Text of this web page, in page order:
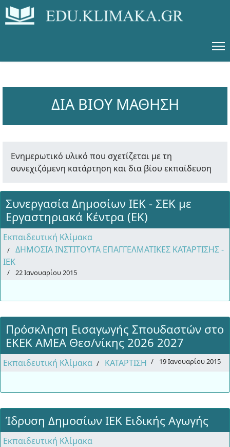
ΔΙΑ ΒΙΟΥ ΜΑΘΗΣΗ
Ενημερωτικό υλικό που σχετίζεται με τη
συνεχιζόμενη κατάρτηση και δια βίου εκπαίδευση
Συνεργασία Δημοσίων ΙΕΚ - ΣΕΚ με
Εργαστηριακά Κέντρα (ΕΚ)
Εκπαιδευτική Κλίμακα
ΔΗΜΟΣΙΑ ΙΝΣΤΙΤΟΥΤΑ ΕΠΑΓΓΕΛΜΑΤΙΚΕΣ ΚΑΤΑΡΤΙΣΗΣ -
ΙΕΚ
22 Ιανουαρίου 2015
Πρόσκληση Εισαγωγής Σπουδαστών στο
ΕΚΕΚ ΑΜΕΑ Θεσ/νίκης 2026 2027
Εκπαιδευτική Κλίμακα ΚΑΤΑΡΤΙΣΗ 19 Ιανουαρίου 2015
Ίδρυση Δημοσίων ΙΕΚ Ειδικής Αγωγής
Εκπαιδευτική Κλίμακα